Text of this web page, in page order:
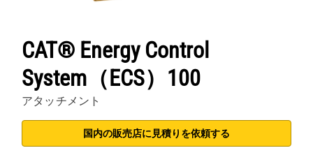
CAT® Energy Control
System（ECS）100
アタッチメント
国内の販売店に見積りを依頼する